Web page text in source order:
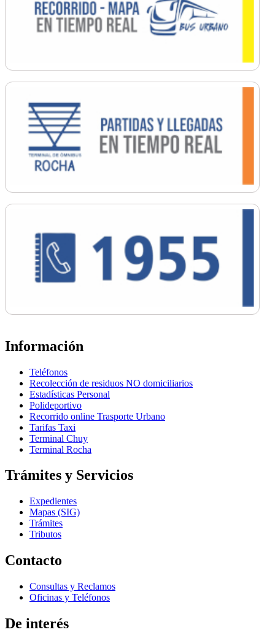
Información
Teléfonos
Recolección de residuos NO domiciliarios
Estadísticas Personal
Polideportivo
Recorrido online Trasporte Urbano
Tarifas Taxi
Terminal Chuy
Terminal Rocha
Trámites y Servicios
Expedientes
Mapas (SIG)
Trámites
Tributos
Contacto
Consultas y Reclamos
Oficinas y Teléfonos
De interés